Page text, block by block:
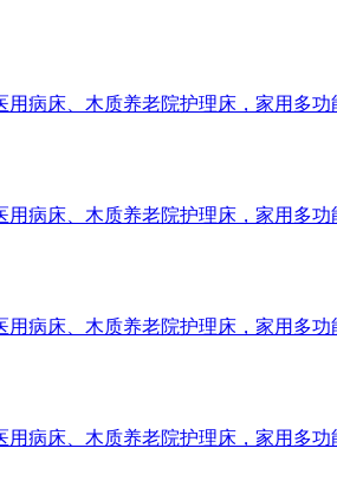
病床、木质养老院护理床，家用多
病床、木质养老院护理床，家用多
病床、木质养老院护理床，家用多
病床、木质养老院护理床，家用多